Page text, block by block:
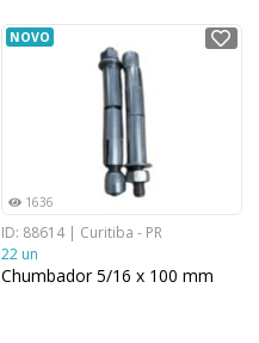
NOVO
1636
ID: 88614 | Curitiba - PR
22 un
Chumbador 5/16 x 100 mm